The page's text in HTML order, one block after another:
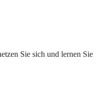
Sie sich und lernen Sie